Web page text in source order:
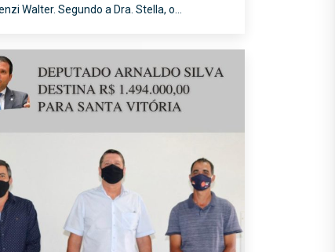
Walter. Segundo a Dra. Stella, o…